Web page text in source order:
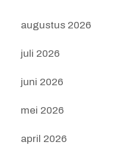
augustus 2026
juli 2026
juni 2026
mei 2026
april 2026